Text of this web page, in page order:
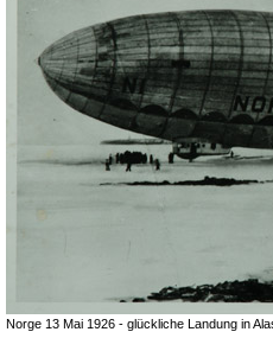
Norge 13 Mai 1926 - glückliche Landung in